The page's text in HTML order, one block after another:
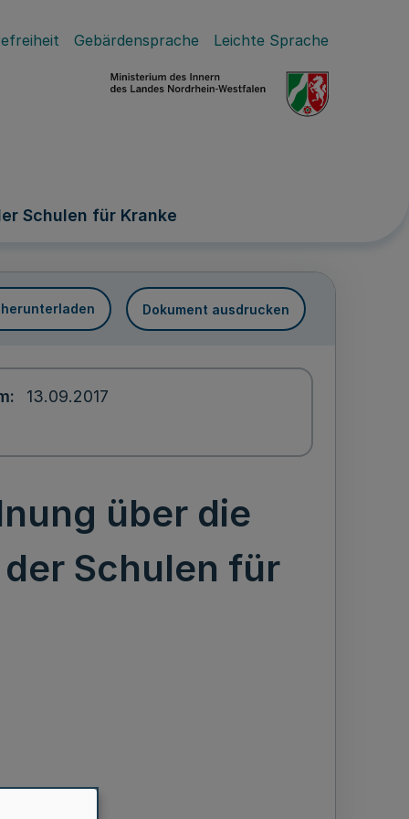
Gebärdensprache Leichte Sprache
Schulen für Kranke
herunterladen Dokument ausdrucken
13.09.2017
über die
Schulen für